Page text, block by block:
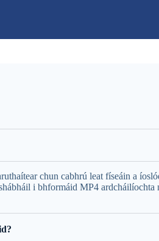
chun cabhrú leat físeáin a
i bhformáid MP4